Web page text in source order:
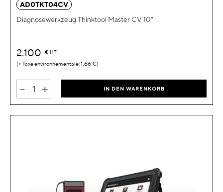
AD0TKT04CV
Diagnosewerkzeug Thinktool Master CV 10"
2.100 € HT
1,66 €
- + IN DEN WARENKORB